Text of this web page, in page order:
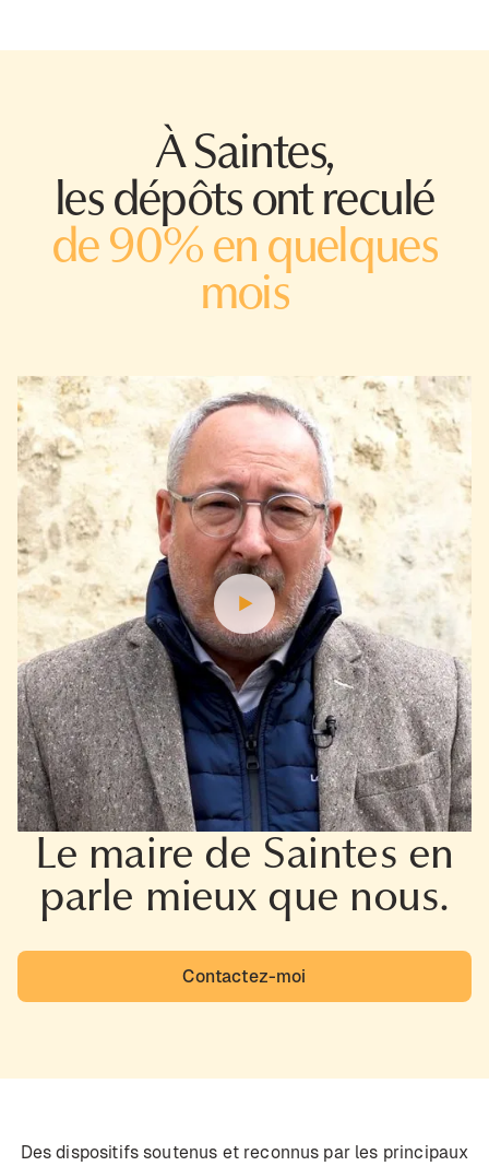
À Saintes,
les dépôts ont reculé
de 90% en quelques
mois
Le maire de Saintes en
parle mieux que nous.
Contactez-moi
Des dispositifs soutenus et reconnus par les principaux